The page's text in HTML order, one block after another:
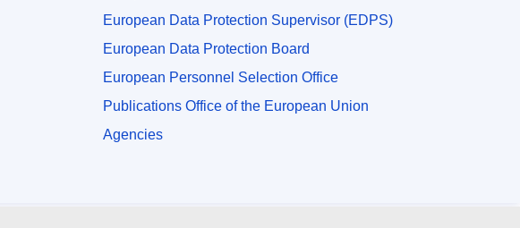
European Data Protection Supervisor (EDPS)
European Data Protection Board
European Personnel Selection Office
Publications Office of the European Union
Agencies